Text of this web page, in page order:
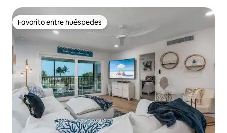
Favorito entre huéspedes
Favorito entre huéspedes